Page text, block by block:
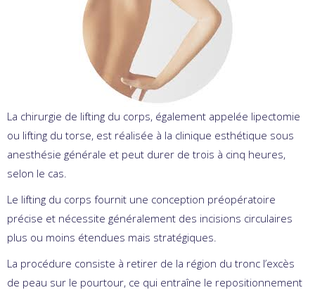
La chirurgie de lifting du corps, également appelée lipectomie
ou lifting du torse, est réalisée à la clinique esthétique sous
anesthésie générale et peut durer de trois à cinq heures,
selon le cas.
Le lifting du corps fournit une conception préopératoire
précise et nécessite généralement des incisions circulaires
plus ou moins étendues mais stratégiques.
La procédure consiste à retirer de la région du tronc l’excès
de peau sur le pourtour, ce qui entraîne le repositionnement